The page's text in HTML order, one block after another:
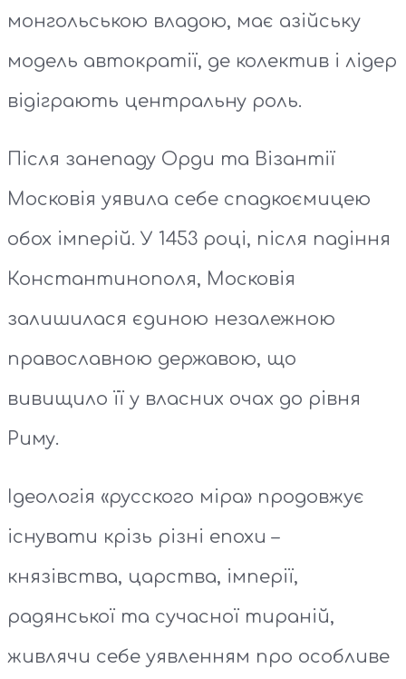
монгольською владою, має азійську
модель автократії, де колектив і лідер
відіграють центральну роль.
Після занепаду Орди та Візантії
Московія уявила себе спадкоємицею
обох імперій. У 1453 році, після падіння
Константинополя, Московія
залишилася єдиною незалежною
православною державою, що
вивищило її у власних очах до рівня
Риму.
Ідеологія «русского міра» продовжує
існувати крізь різні епохи –
князівства, царства, імперії,
радянської та сучасної тираній,
живлячи себе уявленням про особливе